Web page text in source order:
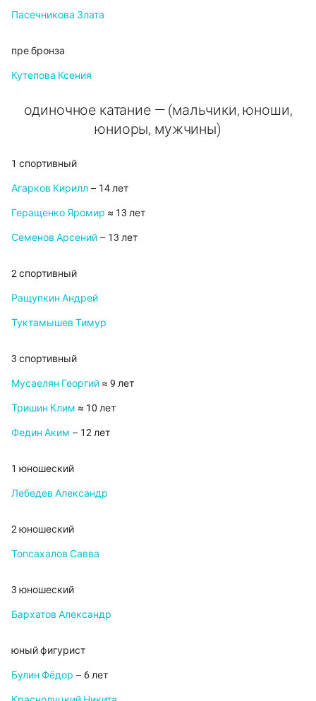
Пасечникова Злата
пре бронза
Кутепова Ксения
одиночное катание — (мальчики, юноши,
юниоры, мужчины)
1 спортивный
Агарков Кирилл – 14 лет
Геращенко Яромир ≈ 13 лет
Семенов Арсений – 13 лет
2 спортивный
Ращупкин Андрей
Туктамышев Тимур
3 спортивный
Мусаелян Георгий ≈ 9 лет
Тришин Клим ≈ 10 лет
Федин Аким – 12 лет
1 юношеский
Лебедев Александр
2 юношеский
Топсахалов Савва
3 юношеский
Бархатов Александр
юный фигурист
Булин Фёдор – 6 лет